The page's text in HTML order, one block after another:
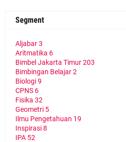
Segment
Aljabar3
Aritmatika 6
Bimbel Jakarta Timur203
Bimbingan Belajar2
Biologi9
CPNS 6
Fisika 32
Geometri 5
Ilmu Pengetahuan 19
Inspirasi8
IPA 52